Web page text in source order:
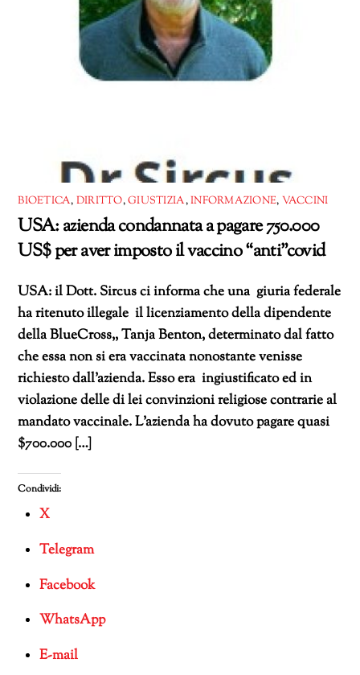
BIOETICA, DIRITTO,GIUSTIZIA,INFORMAZIONE, VACCINI
USA: azienda condannata a pagare 750.000
US$ per aver imposto il vaccino “anti”covid
USA: il Dott. Sircus ci informa che una giuria federale
ha ritenuto illegale il licenziamento della dipendente
della BlueCross,, Tanja Benton, determinato dal fatto
che essa non si era vaccinata nonostante venisse
richiesto dall’azienda. Esso era ingiustificato ed in
violazione delle di lei convinzioni religiose contrarie al
mandato vaccinale. L’azienda ha dovuto pagare quasi
$700.000 […]
Condividi:
X
Telegram
Facebook
WhatsApp
E-mail